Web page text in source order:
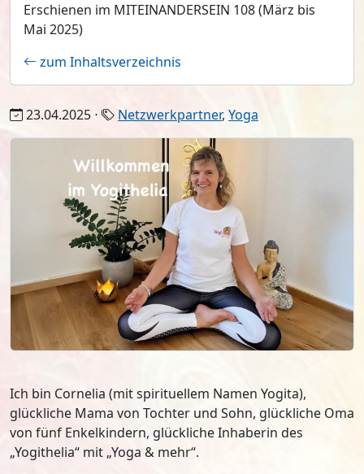
Erschienen im MITEINANDERSEIN 108 (März bis
Mai 2025)
zum Inhaltsverzeichnis
23.04.2025 ⋅ Netzwerkpartner, Yoga
Ich bin Cornelia (mit spirituellem Namen Yogita),
glückliche Mama von Tochter und Sohn, glückliche Oma
von fünf Enkelkindern, glückliche Inhaberin des
„Yogithelia“ mit „Yoga & mehr“.